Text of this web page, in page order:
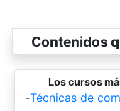
Contenidos
Los cursos
-Técnicas de